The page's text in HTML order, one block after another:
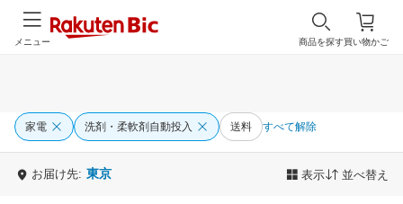
買い物かご
商品を探す
メニュー
家電 洗剤・柔軟剤自動投入 送料 すべて解除
お届け先: 東京 表示 並べ替え